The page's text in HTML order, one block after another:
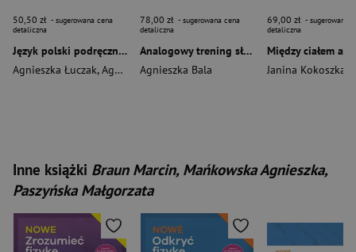
50,50 zł - sugerowana cena
detaliczna
Język polski podręcznik dla klasy 7 Między nami EDYCJA 2026
Agnieszka Łuczak,Agnieszka Suchowierska Roland Maszka
78,00 zł - sugerowana cena
detaliczna
Analogowy trening słuchowy. Poziom podstawowy 3-6 lat
Agnieszka Bala
69,00 zł - sugerowana
detaliczna
Inne książki Braun Marcin, Mańkowska Agnieszka,
Paszyńska Małgorzata